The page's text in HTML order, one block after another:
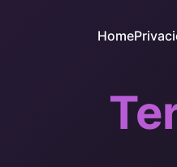
Home